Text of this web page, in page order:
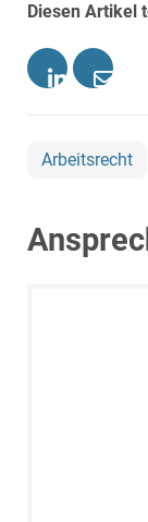
Diesen Artikel
Arbeitsrecht